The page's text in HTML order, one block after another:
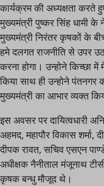
कार्यक्रम की अध्यक्षता करते
मुख्यमंत्री पुष्कर सिंह धामी के
मुख्यमंत्री निरंतर कृषकों के
हमे दलगत राजनीति से उपर
करना होगा। उन्होने किच्छा
किया साथ ही उन्होने
मुख्यमंत्री का आभार व्यक्त
इस अवसर पर दायित्वधारी
अहमद, महापौर विकास
दीपक रावत, सचिव एसएन
अधीक्षक नैनीताल मंजूनाथ
कृषक बन्धु मौजूद थे।